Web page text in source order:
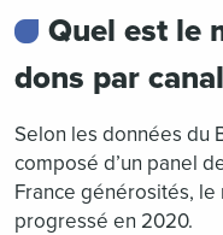
Quel est le
dons par
Selon les données du
composé d’un panel
France générosités,
progressé en 2020.